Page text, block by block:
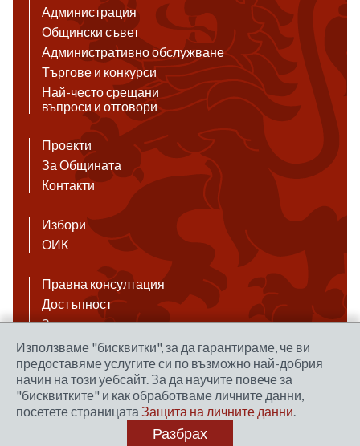
Администрация
Общински съвет
Административно обслужване
Търгове и конкурси
Най-често срещани
въпроси и отговори
Проекти
За Общината
Контакти
Избори
ОИК
Правна консултация
Достъпност
Защита на личните данни
Антикорупция
Връзки
Правила за ползване на сайта
Уеб дизайн и хостинг: NEO MEDIA
Използваме "бисквитки", за да гарантираме, че ви
предоставяме услугите си по възможно най-добрия
начин на този уебсайт. За да научите повече за
"бисквитките" и как обработваме личните данни,
посетете страницата Защита на личните данни.
Разбрах